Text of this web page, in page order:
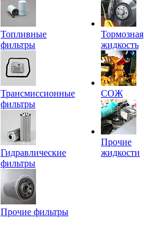
Топливные
фильтры
Трансмиссионные
фильтры
Гидравлические
фильтры
Прочие фильтры
Тормозная
жидкость
СОЖ
Прочие
жидкости